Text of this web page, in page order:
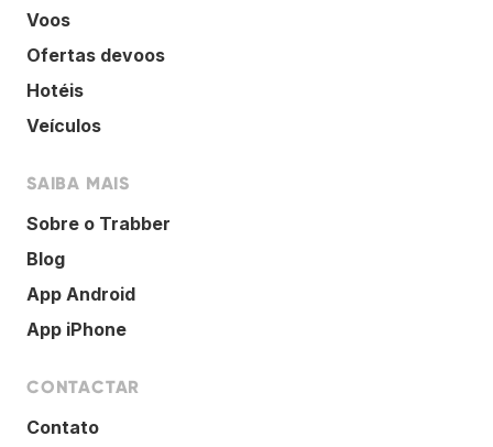
Voos
Ofertas devoos
Hotéis
Veículos
SAIBA MAIS
Sobre o Trabber
Blog
App Android
App iPhone
CONTACTAR
Contato